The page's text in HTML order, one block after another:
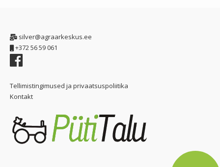
silver@agraarkeskus.ee
+372 56 59 061
Tellimistingimused ja privaatsuspoliitika
Kontakt